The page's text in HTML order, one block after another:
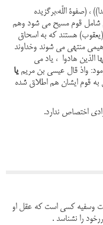
، (صفوة اللّه،برگزیده
شامل قوم مسیح می شود وهم
هستند که به اسحاق
منتهی می شوند وخداوند
الذین هادوا ، یاد می
یا
به قوم ایشان هم اطلاق شده
اختصاص ندارد.
وسفیه کسی است که عقل او
را نشناسد .